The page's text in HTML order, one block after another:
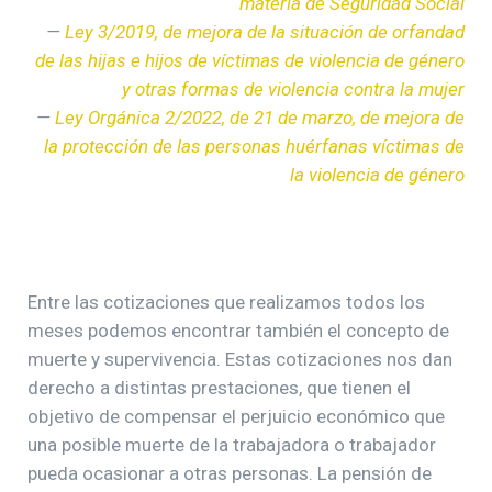
— Ley 3/2019, de mejora de la situación de orfandad
de las hijas e hijos de víctimas de violencia de género
y otras formas de violencia contra la mujer
— Ley Orgánica 2/2022, de 21 de marzo, de mejora de
la protección de las personas huérfanas víctimas de
la violencia de género
Entre las cotizaciones que realizamos todos los
meses podemos encontrar también el concepto de
muerte y supervivencia. Estas cotizaciones nos dan
derecho a distintas prestaciones, que tienen el
objetivo de compensar el perjuicio económico que
una posible muerte de la trabajadora o trabajador
pueda ocasionar a otras personas. La pensión de